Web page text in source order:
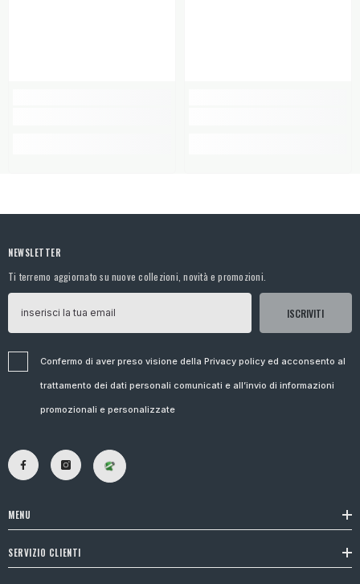
NEWSLETTER
Ti terremo aggiornato su nuove collezioni, novità e promozioni.
ISCRIVITI
Confermo di aver preso visione della Privacy policy ed acconsento al
trattamento dei dati personali comunicati e all’invio di informazioni
promozionali e personalizzate
MENU
SERVIZIO CLIENTI